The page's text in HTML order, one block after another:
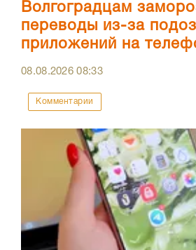
Волгоградцам
переводы из-за
приложений на
08.08.202608:33
Комментарии